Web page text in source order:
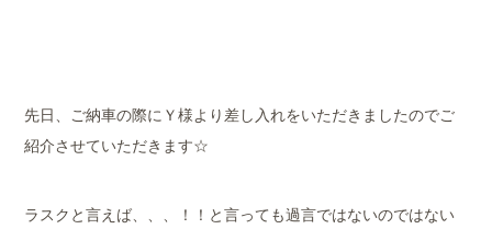
先日、ご納車の際にＹ様より差し入れをいただきましたのでご
紹介させていただきます☆
ラスクと言えば、、、！！と言っても過言ではないのではない